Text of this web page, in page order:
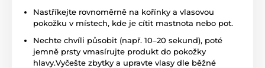
Nastříkejte rovnoměrně na kořínky a vlasovou
pokožku v místech, kde je cítit mastnota nebo pot.
Nechte chvíli působit (např. 10–20 sekund), poté
jemně prsty vmasírujte produkt do pokožky
hlavy.Vyčešte zbytky a upravte vlasy dle běžné